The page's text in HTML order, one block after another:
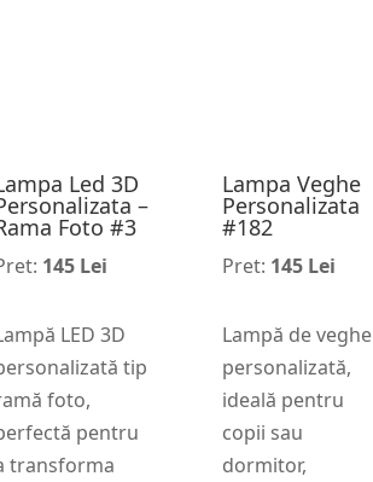
Led 3D
–
Foto #3
145 Lei
LED 3D
tip
foto,
pentru
transforma
Lampa Veghe
Personalizata
#182
Pret: 145 Lei
Lampă de veghe
personalizată,
ideală pentru
copii sau
dormitor,